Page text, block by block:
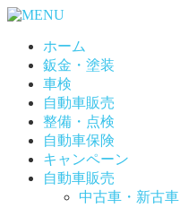
ホーム
鈑金・塗装
車検
自動車販売
整備・点検
自動車保険
キャンペーン
自動車販売
中古車・新古車